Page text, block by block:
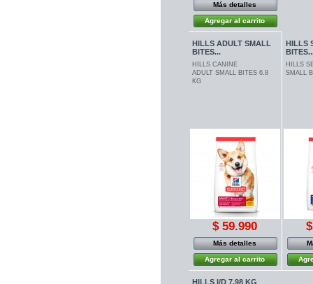
Más detalles
Agregar al carrito
HILLS ADULT SMALL
BITES...
HILLS CANINE
ADULT SMALL BITES 6.8
KG
$ 59.990
Más detalles
Agregar al carrito
HILLS
HILLS
SMALL
HILLS I/D 7.98 KG